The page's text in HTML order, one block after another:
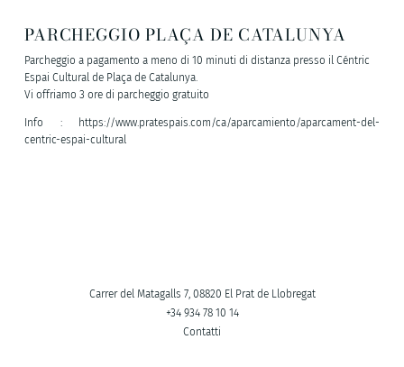
PARCHEGGIO PLAÇA DE CATALUNYA
Parcheggio a pagamento a meno di 10 minuti di distanza presso il Céntric
Espai Cultural de Plaça de Catalunya.
Vi offriamo 3 ore di parcheggio gratuito
Info : https://www.pratespais.com/ca/aparcamiento/aparcament-del-
centric-espai-cultural
Carrer del Matagalls 7, 08820 El Prat de Llobregat
+34 934 78 10 14
Contatti